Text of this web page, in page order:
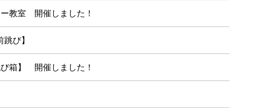
教室 開催しました！
び】
箱】 開催しました！